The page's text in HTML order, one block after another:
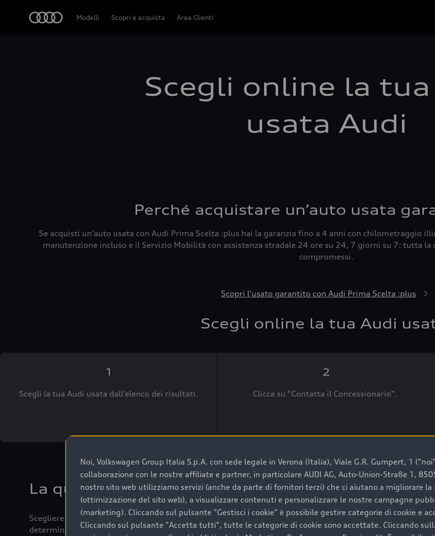
Modelli Scopri e acquista Area Clienti
Scegli online la
usata Audi
Perché acquistare un’auto usata
Se acquisti un’auto usata con Audi Prima Scelta :plus hai la garanzia fino a 4 anni con chilometraggio
manutenzione incluso e il Servizio Mobilità con assistenza stradale 24 ore su 24, 7 giorni su 7: tutta la
compromessi.
Scopri l’usato garantito con Audi Prima Scelta :plus
Scegli online la tua Audi
1
Scegli la tua Audi usata dall’elenco dei risultati.
2
Clicca su “Contatta il Concessionario".
La qualità di acquistare un’auto usata Audi
Scegliere un’auto usata è una decisione che coniuga convenienza, affidabilità e sostenibilità. Per fare un
determinanti come la garanzia inclusa e l’affidabilità del marchio. Audi offre l’auto usata perfetta tramite
Noi, Volkswagen Group Italia S.p.A. con sede legale in Verona (Italia), Viale G.R. Gumpert, 1
collaborazione con le nostre affiliate e partner, in particolare AUDI AG, Auto-Union-Straße 1,
nostro sito web utilizziamo servizi (anche da parte di fornitori terzi) che ci aiutano a migliorare la
(ottimizzazione del sito web), a visualizzare contenuti e personalizzare le nostre campagne
(marketing). Cliccando sul pulsante "Gestisci i cookie" è possibile gestire categorie di cookie e
Cliccando sul pulsante "Accetta tutti", tutte le categorie di cookie sono accettate. Cliccando